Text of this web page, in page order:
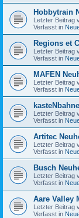
Hobbytrain
Letzter Beitrag
Verfasst in
Regions et
Letzter Beitrag
Verfasst in
MAFEN
Letzter Beitrag
Verfasst in
Letzter Beitrag
Verfasst in
Artitec
Letzter Beitrag
Verfasst in
Busch
Letzter Beitrag
Verfasst in
Aare Valley
Letzter Beitrag
Verfasst in